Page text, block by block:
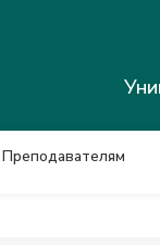
Преподавателям